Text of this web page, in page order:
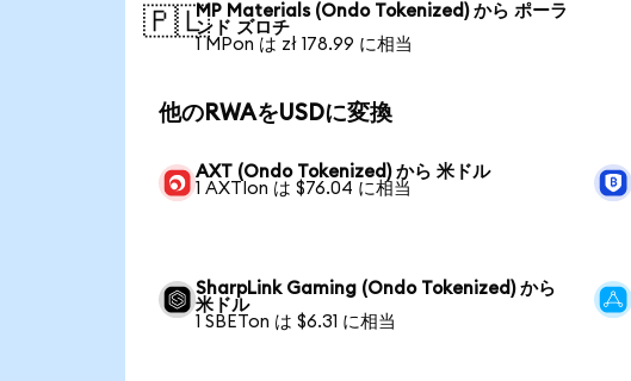
🇵🇱MP Materials (Ondo Tokenized) から ポーラ
ンド ズロチ
1 MPon は zł 178.99 に相当
他のRWAをUSDに変換
AXT (Ondo Tokenized) から 米ドル
1 AXTIon は $76.04 に相当
SharpLink Gaming (Ondo Tokenized) から
米ドル
1 SBETon は $6.31 に相当